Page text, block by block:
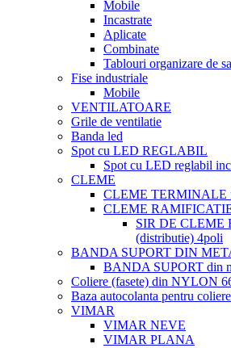
Mobile
Incastrate
Aplicate
Combinate
Tablouri organizare de
Fise industriale
Mobile
VENTILATOARE
Grile de ventilatie
Banda led
Spot cu LED REGLABIL
Spot cu LED reglabil
CLEME
CLEME TERMINALE
CLEME
SIR DE CLEME
(distributie) 4poli
BANDA SUPORT DIN
BANDA SUPORT din
Coliere (fasete) din NYLON
Baza autocolanta pentru coliere
VIMAR
VIMAR NEVE
VIMAR PLANA